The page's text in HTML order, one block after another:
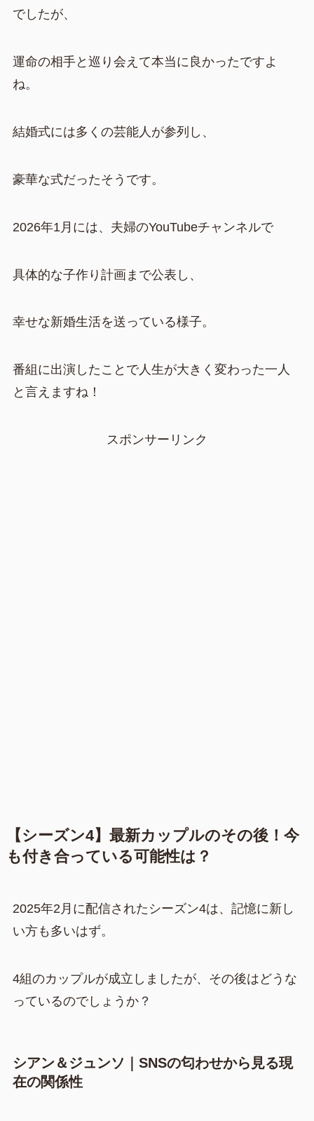
でしたが、
運命の相手と巡り会えて本当に良かったですよ
ね。
結婚式には多くの芸能人が参列し、
豪華な式だったそうです。
2026年1月には、夫婦のYouTubeチャンネルで
具体的な子作り計画まで公表し、
幸せな新婚生活を送っている様子。
番組に出演したことで人生が大きく変わった一人
と言えますね！
スポンサーリンク
【シーズン4】最新カップルのその後！今
も付き合っている可能性は？
2025年2月に配信されたシーズン4は、記憶に新し
い方も多いはず。
4組のカップルが成立しましたが、その後はどうな
っているのでしょうか？
シアン＆ジュンソ｜SNSの匂わせから見る現
在の関係性